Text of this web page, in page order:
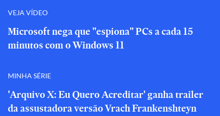
VEJA VÍDEO
Microsoft nega que "espiona" PCs a cada 15
minutos com o Windows 11
MINHA SÉRIE
'Arquivo X: Eu Quero Acreditar' ganha trailer
da assustadora versão Vrach Frankenshteyn